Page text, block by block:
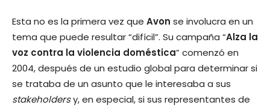
Esta no es la primera vez que Avon se involucra en un
tema que puede resultar “difícil”. Su campaña “Alza la
voz contra la violencia doméstica” comenzó en
2004, después de un estudio global para determinar si
se trataba de un asunto que le interesaba a sus
stakeholdersy, en especial, si sus representantes de